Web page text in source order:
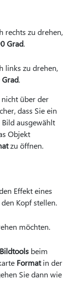
rechts zu drehen,
Grad.
links zu drehen,
.
nicht über der
dass Sie ein
ausgewählt
Objekt
zu öffnen.
Effekt eines
Kopf stellen.
möchten.
Bildtools beim
Formatin der
Sie dann wie